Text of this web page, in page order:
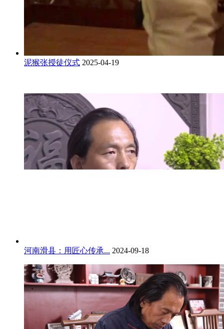
泥猴张授徒仪式 2025-04-19
河南滑县：用匠心传承... 2024-09-18